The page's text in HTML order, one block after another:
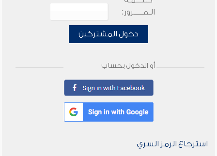
الـمـــــرور:
دخول المشتركين
أو الدخول بحساب
استرجاع الرمز السري